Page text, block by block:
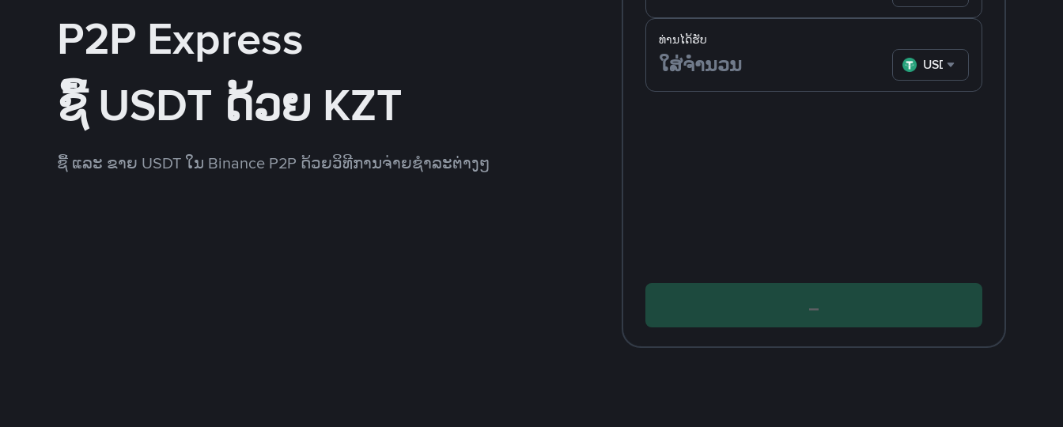
P2P Express
ຊື້ USDT ດ້ວຍ KZT
ຊື້ ແລະ ຂາຍ USDT ໃນ Binance P2P ດ້ວຍວິທີການຈ່າຍຊຳລະຕ່າງໆ
ທ່ານໄດ້ຮັບ
USDT